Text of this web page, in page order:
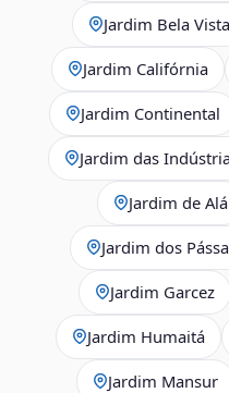
Jardim Bela Vista
Jardim Califórnia
Jardim Continental
Jardim das
Jardim de Alá
Jardim dos
Jardim Garcez
Jardim Humaitá
Jardim Mansur